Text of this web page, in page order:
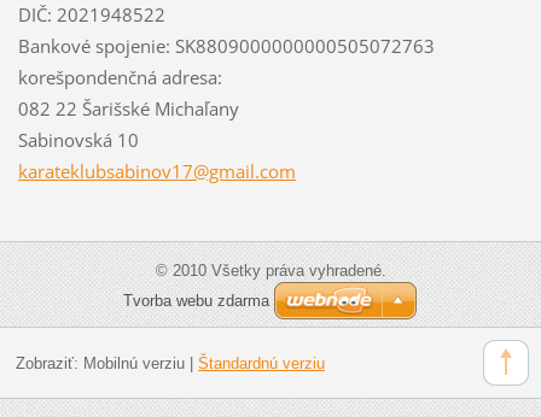
DIČ: 2021948522
Bankové spojenie: SK8809000000000505072763
korešpondenčná adresa:
082 22 Šarišské Michaľany
Sabinovská 10
karateklubsabinov17@gmail.com
© 2010 Všetky práva vyhradené.
Tvorba webu zdarma
Zobraziť: Mobilnú verziu| Štandardnú verziu